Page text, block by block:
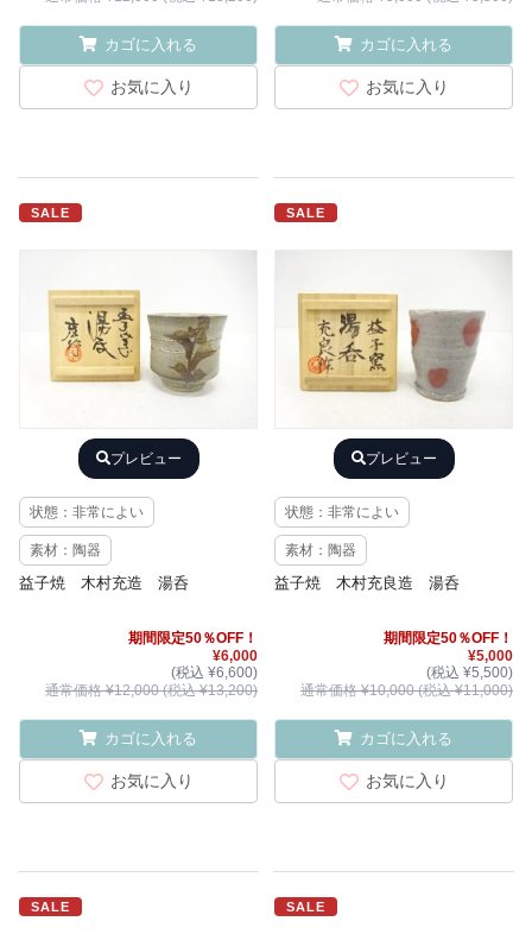
カゴに入れる
お気に入り
カゴに入れる
お気に入り
SALE
プレビュー
状態：非常によい
素材：陶器
益子焼 木村充造 湯呑
期間限定50％OFF！
¥6,000
(税込 ¥6,600)
通常価格 ¥12,000 (税込 ¥13,200)
カゴに入れる
お気に入り
SALE
プレビュー
状態：非常によい
素材：陶器
益子焼 木村充良造 湯呑
期間限定50％OFF！
¥5,000
(税込 ¥5,500)
通常価格 ¥10,000 (税込 ¥11,000)
カゴに入れる
お気に入り
SALE SALE